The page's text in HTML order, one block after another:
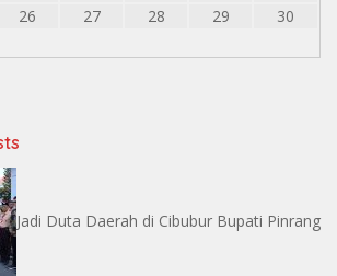
26 27 28 29
30
Jadi Duta Daerah di Cibubur Bupati Pinrang